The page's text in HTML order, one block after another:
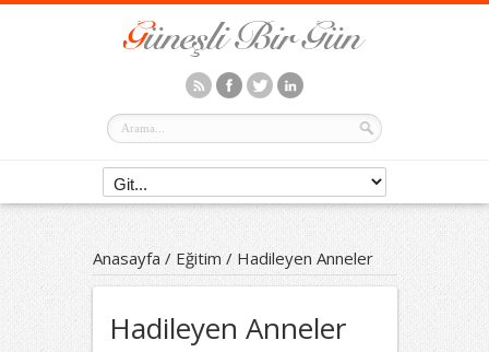
Anasayfa / Eğitim/Hadileyen Anneler
Hadileyen Anneler